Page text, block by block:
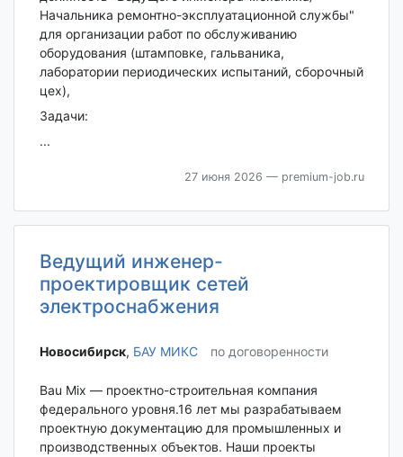
Начальника ремонтно-эксплуатационной службы"
для организации работ по обслуживанию
оборудования (штамповке, гальваника,
лаборатории периодических испытаний, сборочный
цех),
Задачи:
...
27 июня 2026 — premium-job.ru
Ведущий инженер-
проектировщик сетей
электроснабжения
Новосибирск‎, БАУ МИКС по договоренности
Bau Mix — проектно-строительная компания
федерального уровня.16 лет мы разрабатываем
проектную документацию для промышленных и
производственных объектов. Наши проекты